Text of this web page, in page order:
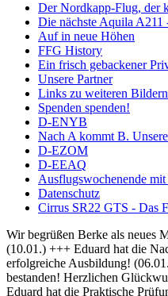
Der Nordkapp-Flug, der
Die nächste Aquila
Auf in neue Höhen
FFG History
Ein frisch gebackener
Unsere Partner
Links zu weiteren
Spenden spenden!
D-ENYB
Nach A kommt B.
D-EZOM
D-EEAQ
Ausflugswochenende
Datenschutz
Cirrus SR22 GTS - Das
Wir begrüßen Berke als neues Mitglied der FFG! Herzlich willkommen und always Happy Landings! (01.02.) +++ Herzlich Willkommen bei der FFG, Thomas! Viel Spaß und Erfolg bei deiner Ausbildung! (10.01.) +++ Eduard hat die Nachtflugberechtigung erworben! Herzlichen Glückwunsch und Always Bright Moonlight! (08.01.) +++ Wir heißen Martin als neuen Flugschüler willkommen und wünschen eine erfolgreiche Ausbildung! (06.01.) +++ Die FFG hat ein neues Mitglied und damit bald auch einen neuen Fluglehrer - Herzlich Willkommen bei uns Dominik! (04.01.) +++ Frederik hat seine IFR Prüfung bestanden! Herzlichen Glückwunsch und Always Happy Landings! (20.12.) +++ Rico hat seine BZF 1 Prüfung bestanden. Herzlichen Glückwünsch und weiterhin viel Erfolg bei der Ausbildung (16.12.) +++ Eduard hat die Praktische Prüfung für die PPL(A) bestanden! Herzlichen Glückwunsch und Always Happy Landings! (05.12.) +++ Falk hat seine Nachtflugausbildung abgeschlossen! Herzlichen Glückwunsch und Always Happy Landings! (30.11.) +++ Christian Leverenz hat sein Night Rating abgeschlossen! Herzlichen Glückwunsch und Always Happy Landings! (03.11.) +++ Rico ist seine ersten Soloplatzrunden geflogen! Herzlichen Glückwunsch und Always Happy Landings! (31.10.) +++ Richard und Eduard hat die Theoretische Prüfung bestanden! Herzlichen Glückwunsch und Always Happy Landings! (18.10.) +++ André hat die Theoretische Prüfung bestanden! Herzlichen Glückwunsch und Always Happy Landings! (20.09.) +++ Michel hat die PPL-